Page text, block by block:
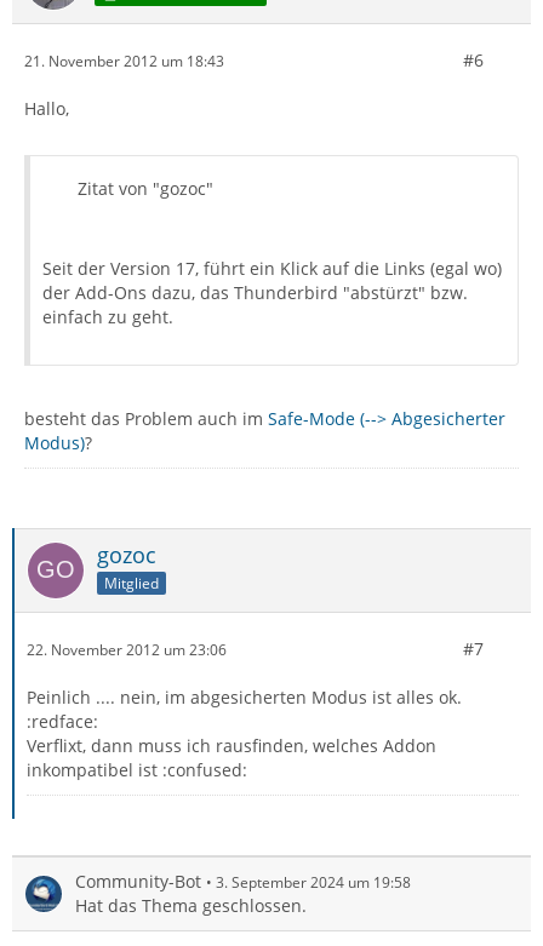
21. November 2012 um 18:43 #6
Hallo,
Zitat von "gozoc"
Seit der Version 17, führt ein Klick auf die Links (egal wo)
der Add-Ons dazu, das Thunderbird "abstürzt" bzw.
einfach zu geht.
besteht das Problem auch im Safe-Mode (--> Abgesicherter
Modus)?
gozoc
Mitglied
22. November 2012 um 23:06 #7
Peinlich .... nein, im abgesicherten Modus ist alles ok.
:redface:
Verflixt, dann muss ich rausfinden, welches Addon
inkompatibel ist :confused:
Community-Bot 3. September 2024 um 19:58
Hat das Thema geschlossen.